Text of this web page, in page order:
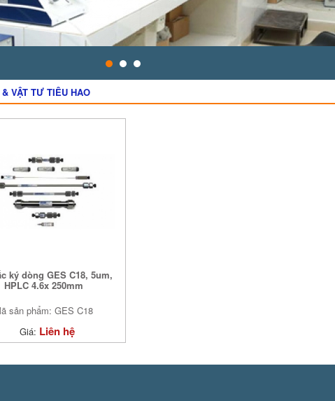
VẬT TƯ TIÊU HAO
ký dòng GES C18, 5um,
HPLC 4.6x 250mm
sản phẩm: GES C18
Giá: Liên hệ